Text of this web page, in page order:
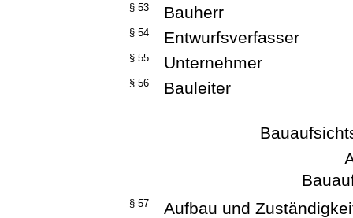
§ 53 Bauherr
§ 54 Entwurfsverfasser
§ 55 Unternehmer
§ 56 Bauleiter
§ 57 Aufbau und